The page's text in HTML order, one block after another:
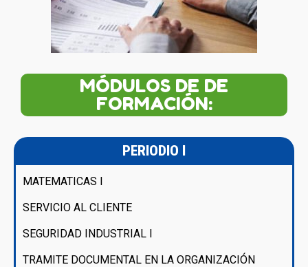
MÓDULOS DE DE
FORMACIÓN:
PERIODIO I
MATEMATICAS I
SERVICIO AL CLIENTE
SEGURIDAD INDUSTRIAL I
TRAMITE DOCUMENTAL EN LA ORGANIZACIÓN